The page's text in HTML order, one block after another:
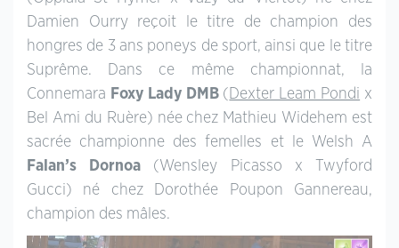
Damien Ourry reçoit le titre de champion des
hongres de 3 ans poneys de sport, ainsi que le titre
Suprême. Dans ce même championnat, la
Connemara Foxy Lady DMB( Dexter Leam Pondi x
Bel Ami du Ruère) née chez Mathieu Widehem est
sacrée championne des femelles et le Welsh A
Falan’s Dornoa (Wensley Picasso x Twyford
Gucci) né chez Dorothée Poupon Gannereau,
champion des mâles.